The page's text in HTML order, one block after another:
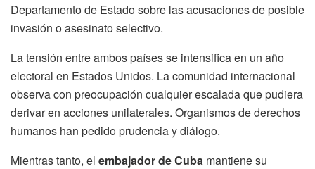
Departamento de Estado sobre las acusaciones de posible
invasión o asesinato selectivo.
La tensión entre ambos países se intensifica en un año
electoral en Estados Unidos. La comunidad internacional
observa con preocupación cualquier escalada que pudiera
derivar en acciones unilaterales. Organismos de derechos
humanos han pedido prudencia y diálogo.
Mientras tanto, el embajador de Cuba mantiene su